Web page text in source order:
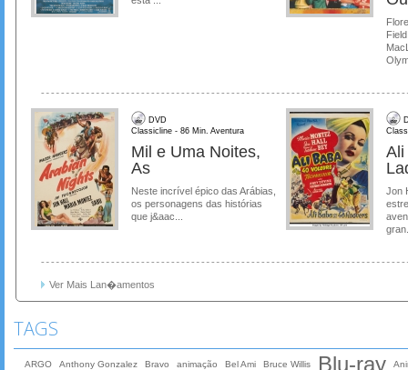
DVD
Classicline - 86 Min. Aventura
Mil e Uma Noites,
As
Neste incrível épico das Arábias,
os personagens das histórias
que j&aac...
Ali
Jon
Ver Mais Lan�amentos
TAGS
ARGO Anthony Gonzalez Bravo animação Bel Ami Bruce Willis Blu-ray